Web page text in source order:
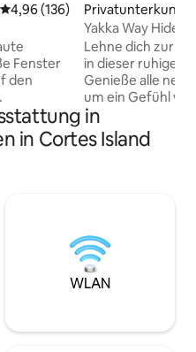
Durchschnittliche Bewertung:
4,96 (136)
Fenster
den
Es ist in
zum
Privatunterkunft
Yakka Way
Lehne dich
in dieser
Genieße alle
um ein Gefühl
Während du dich
entspannst,
Wassers bei
Gehminuten von
entfernt, wo man
um eine sichere
gewährleisten.
in
in Cortes Island
WLAN